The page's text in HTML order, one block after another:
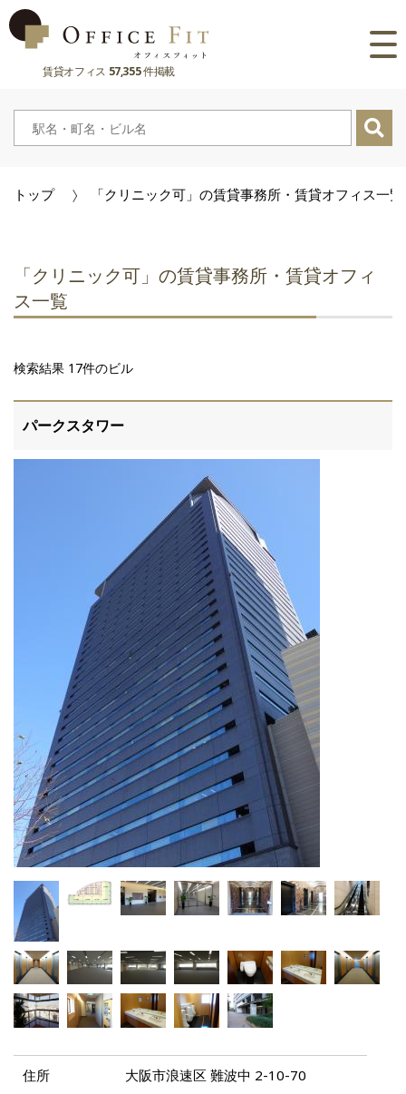
賃貸オフィス 57,355件掲載
路線
大阪府
奈良県
主要駅
大阪府
兵庫県
滋賀県
市区町村
京都府
奈良県
トップ 「クリニック可」の賃貸事務所・賃貸オフィス一覧
「クリニック可」の賃貸事務所・賃貸オフィ
ス一覧
検索結果 17件のビル
パークスタワー
住所 大阪市浪速区 難波中 2-10-70